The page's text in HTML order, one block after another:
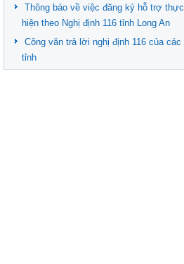
Thông báo về việc đăng ký hỗ trợ thực
hiện theo Nghị định 116 tỉnh Long An
Công văn trả lời nghị định 116 của các
tỉnh